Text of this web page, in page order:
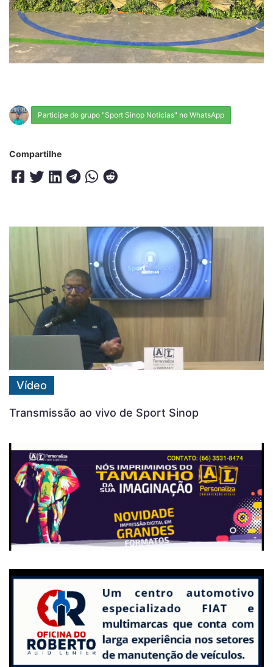
Participe do grupo "Sport Sinop Notícias" no WhatsApp
Compartilhe
Vídeo
Transmissão ao vivo de Sport Sinop